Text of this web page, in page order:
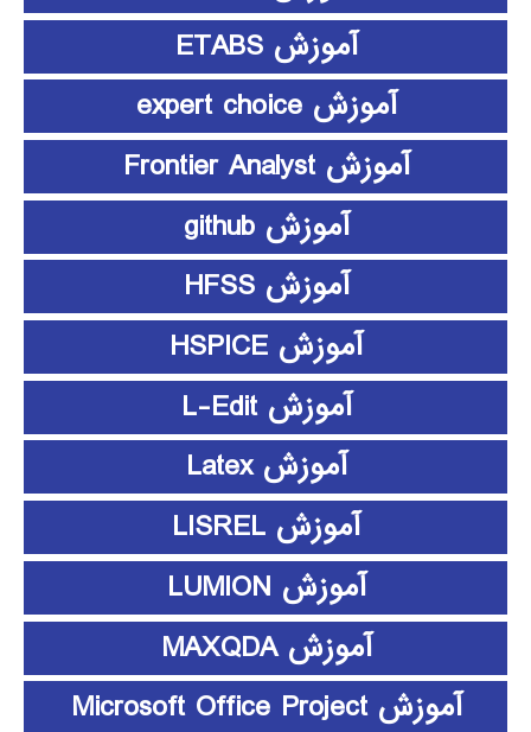
آموزش ETABS
آموزش expert choice
آموزش Frontier Analyst
آموزش github
آموزش HFSS
آموزش HSPICE
آموزش L-Edit
آموزش Latex
آموزش LISREL
آموزش LUMION
آموزش MAXQDA
آموزش Microsoft Office Project